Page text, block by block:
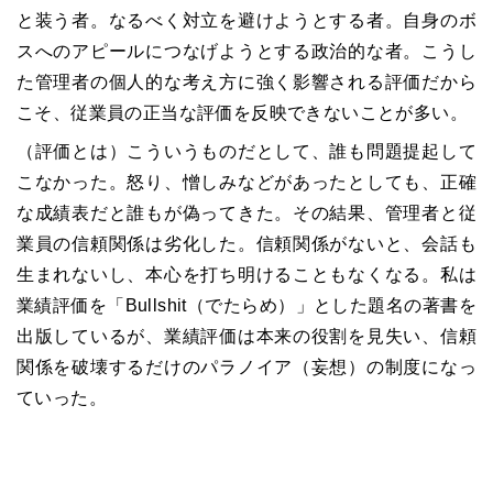
と装う者。なるべく対立を避けようとする者。自身のボ
スへのアピールにつなげようとする政治的な者。こうし
た管理者の個人的な考え方に強く影響される評価だから
こそ、従業員の正当な評価を反映できないことが多い。
（評価とは）こういうものだとして、誰も問題提起して
こなかった。怒り、憎しみなどがあったとしても、正確
な成績表だと誰もが偽ってきた。その結果、管理者と従
業員の信頼関係は劣化した。信頼関係がないと、会話も
生まれないし、本心を打ち明けることもなくなる。私は
業績評価を「Bullshit（でたらめ）」とした題名の著書を
出版しているが、業績評価は本来の役割を見失い、信頼
関係を破壊するだけのパラノイア（妄想）の制度になっ
ていった。